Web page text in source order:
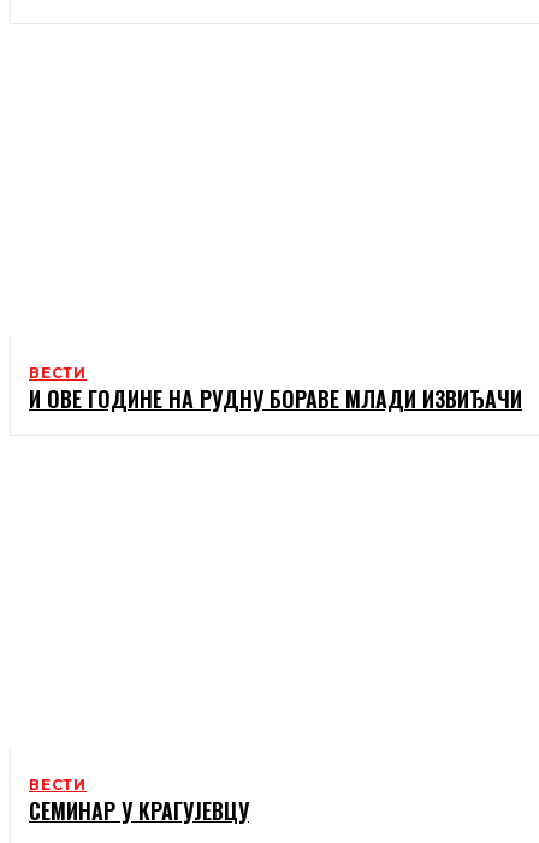
ВЕСТИ
И ОВЕ ГОДИНЕ НА РУДНУ БОРАВЕ МЛАДИ ИЗВИЂАЧИ
ВЕСТИ
СЕМИНАР У КРАГУЈЕВЦУ